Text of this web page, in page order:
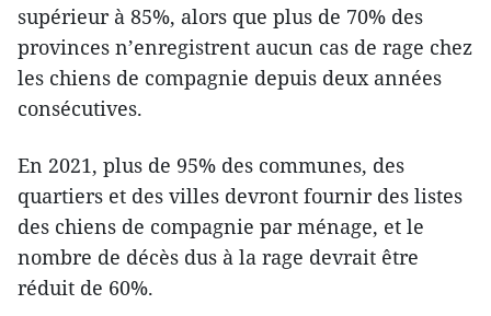
supérieur à 85%, alors que plus de 70% des
provinces n’enregistrent aucun cas de rage chez
les chiens de compagnie depuis deux années
consécutives.
En 2021, plus de 95% des communes, des
quartiers et des villes devront fournir des listes
des chiens de compagnie par ménage, et le
nombre de décès dus à la rage devrait être
réduit de 60%.